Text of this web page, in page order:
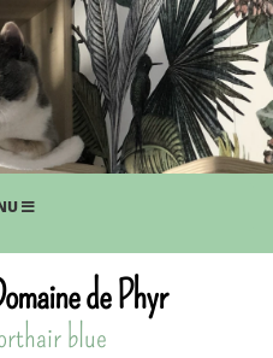
de Phyr
blue